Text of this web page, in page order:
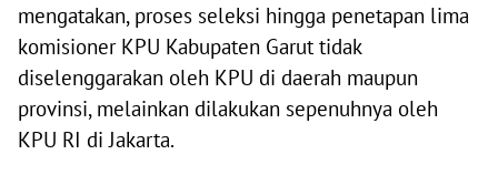
mengatakan, proses seleksi hingga penetapan lima
komisioner KPU Kabupaten Garut tidak
diselenggarakan oleh KPU di daerah maupun
provinsi, melainkan dilakukan sepenuhnya oleh
KPU RI di Jakarta.